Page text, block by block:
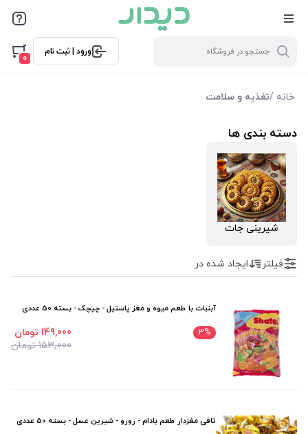
ورود | ثبت نام
0
خانه /تغذیه و سلامت
دسته بندی ها
شیرینی جات
فیلتر بر اساس قیمت
فیلترها
موجودی
نمایش همه محصولات
فیلتر ایجاد شده در
آبنبات با طعم میوه و مغز پاستیل - چیچک - بسته 50 عددی
3%
153٬000 تومان
149٬000 تومان
تافی مغزدار طعم بادام - رورو - شیرین عسل - بسته 50 عددی